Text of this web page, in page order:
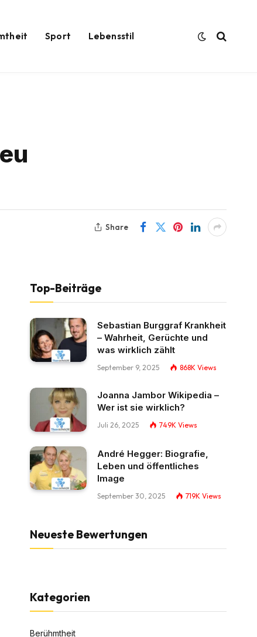
Sport Lebensstil
Share
Top-Beiträge
Sebastian Burggraf Krankheit
– Wahrheit, Gerüchte und
was wirklich zählt
September 9, 2025 868K Views
Joanna Jambor Wikipedia –
Wer ist sie wirklich?
Juli 26, 2025 749K Views
André Hegger: Biografie,
Leben und öffentliches
Image
September 30, 2025 719K Views
Neueste Bewertungen
Kategorien
Berühmtheit